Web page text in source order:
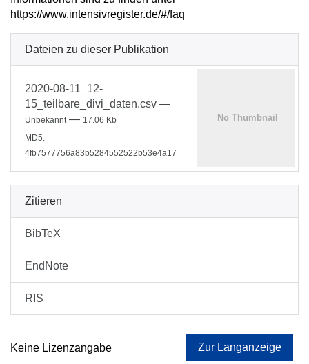
https://www.intensivregister.de/#/faq
Dateien zu dieser Publikation
2020-08-11_12-
15_teilbare_divi_daten.csv —
Unbekannt — 17.06 Kb
MD5:
4fb7577756a83b5284552522b53e4a17
Zitieren
BibTeX
EndNote
RIS
Keine Lizenzangabe Zur Langanzeige